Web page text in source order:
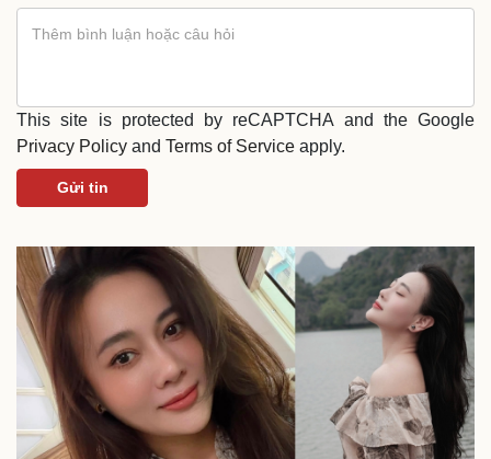
Du lịch
check-in
Cửa sổ tình yêu
Kể chuyện cho bé
Hạt giống tâm hồn
This site is protected by reCAPTCHA and the Google
Privacy Policy and Terms of Service apply.
Gửi tin